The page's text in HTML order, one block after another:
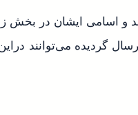
گردیده می‌توانند